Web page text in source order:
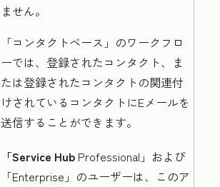
ません。
「コンタクトベース」のワークフロ
ーでは、登録されたコンタクト、ま
たは登録されたコンタクトの関連付
けされているコンタクトにEメールを
送信することができます。
「Service Hub Professional 」および
「Enterprise 」のユーザーは、このア